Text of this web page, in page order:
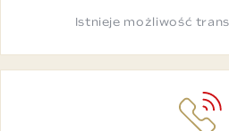
Istnieje możliwość